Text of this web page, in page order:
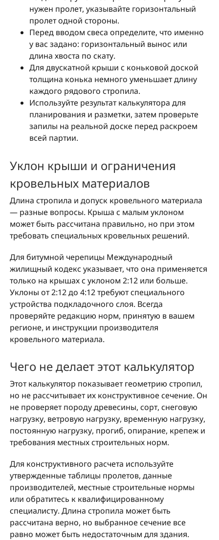
нужен пролет, указывайте горизонтальный
пролет одной стороны.
Перед вводом свеса определите, что именно
у вас задано: горизонтальный вынос или
длина хвоста по скату.
Для двускатной крыши с коньковой доской
толщина конька немного уменьшает длину
каждого рядового стропила.
Используйте результат калькулятора для
планирования и разметки, затем проверьте
запилы на реальной доске перед раскроем
всей партии.
Уклон крыши и ограничения
кровельных материалов
Длина стропила и допуск кровельного материала
— разные вопросы. Крыша с малым уклоном
может быть рассчитана правильно, но при этом
требовать специальных кровельных решений.
Для битумной черепицы Международный
жилищный кодекс указывает, что она применяется
только на крышах с уклоном 2:12 или больше.
Уклоны от 2:12 до 4:12 требуют специального
устройства подкладочного слоя. Всегда
проверяйте редакцию норм, принятую в вашем
регионе, и инструкции производителя
кровельного материала.
Чего не делает этот калькулятор
Этот калькулятор показывает геометрию стропил,
но не рассчитывает их конструктивное сечение. Он
не проверяет породу древесины, сорт, снеговую
нагрузку, ветровую нагрузку, временную нагрузку,
постоянную нагрузку, прогиб, опирание, крепеж и
требования местных строительных норм.
Для конструктивного расчета используйте
утвержденные таблицы пролетов, данные
производителей, местные строительные нормы
или обратитесь к квалифицированному
специалисту. Длина стропила может быть
рассчитана верно, но выбранное сечение все
равно может быть недостаточным для здания.